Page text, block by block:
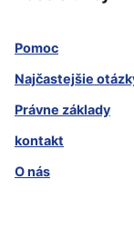
Pomoc
Najčastejšie
Právne základy
kontakt
O nás